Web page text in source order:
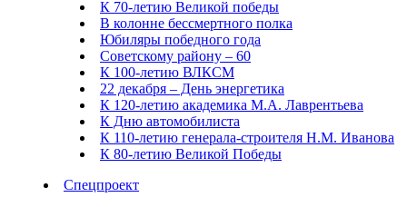
К 70-летию Великой победы
В колонне бессмертного полка
Юбиляры победного года
Советскому району – 60
К 100-летию ВЛКСМ
22 декабря – День энергетика
К 120-летию академика М.А. Лаврентьева
К Дню автомобилиста
К 110-летию генерала-строителя Н.М. Иванова
К 80-летию Великой Победы
Спецпроект